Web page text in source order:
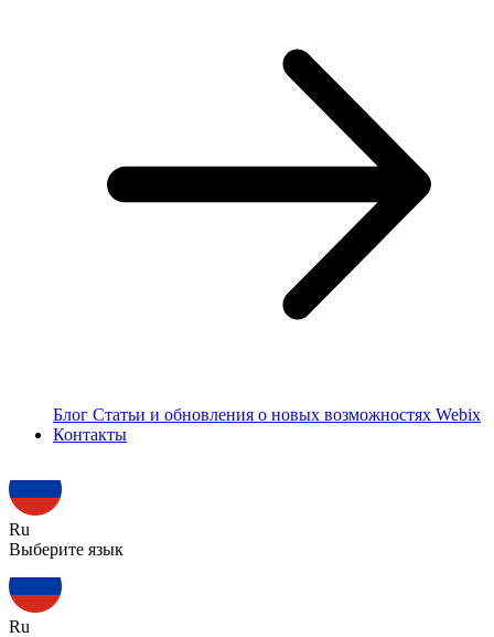
Блог Статьи и обновления о новых возможностях Webix
Контакты
Ru
Выберите язык
Ru